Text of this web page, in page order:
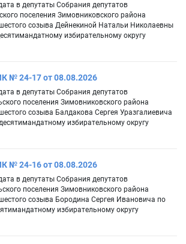
в депутаты Собрания депутатов
поселения Зимовниковского района
созыва Дейнекиной Натальи Николаевны
избирательному округу
№ 24-17 от 08.08.2026
в депутаты Собрания депутатов
поселения Зимовниковского района
созыва Балдакова Сергея Уразгалиевича
избирательному округу
№ 24-16 от 08.08.2026
в депутаты Собрания депутатов
поселения Зимовниковского района
созыва Бородина Сергея Ивановича по
избирательному округу